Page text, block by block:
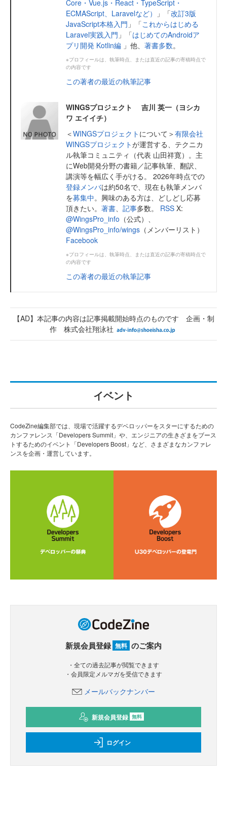
Core・Vue.js・React・TypeScript・
ECMAScript、Laravelなど）
」「改訂3版
JavaScript本格入門 」「これからはじめる
Laravel実践入門 」「はじめてのAndroidア
プリ開発 Kotlin編 」他、 著書多数。
※プロフィールは、執筆時点、または直近の記事の寄稿時点で
の内容です
この著者の最近の執筆記事
WINGSプロジェクト 吉川 英一（ヨシカ
ワ エイイチ）
＜WINGSプロジェクト について＞有限会社
WINGSプロジェクトが運営する、テクニカ
ル執筆コミュニティ（代表 山田祥寛）。主
にWeb開発分野の書籍／記事執筆、翻訳、
講演等を幅広く手がける。 2026年時点での
登録メンバは約50名で、現在も執筆メンバ
を募集中。興味のある方は、どしどし応募
頂きたい。 著書、 記事多数。 RSS X:
@WingsPro_info （公式）、
@WingsPro_info/wings （メンバーリスト）
Facebook
※プロフィールは、執筆時点、または直近の記事の寄稿時点で
の内容です
この著者の最近の執筆記事
【AD】本記事の内容は記事掲載開始時点のものです 企画・制
作 株式会社翔泳社
イベント
CodeZine編集部では、現場で活躍するデベロッパーをスターにするための
カンファレンス「Developers Summit」や、エンジニアの生きざまをブース
トするためのイベント「Developers Boost」など、さまざまなカンファレ
ンスを企画・運営しています。
新規会員登録 無料 のご案内
・全ての過去記事が閲覧できます
・会員限定メルマガを受信できます
メールバックナンバー
新規会員登録 無料
ログイン